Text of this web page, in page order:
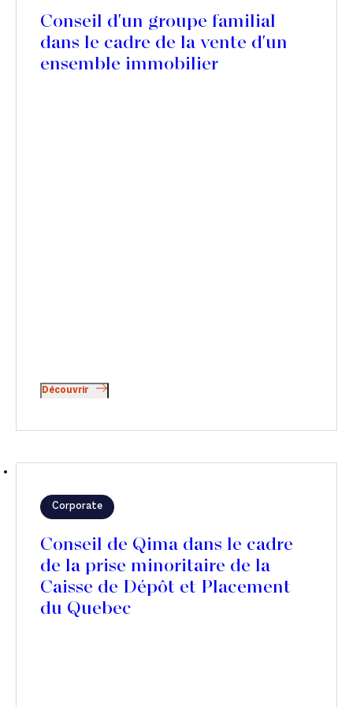
Conseil d'un groupe familial
dans le cadre de la vente d'un
ensemble immobilier
Découvrir
Corporate
Conseil de Qima dans le cadre
de la prise minoritaire de la
Caisse de Dépôt et Placement
du Quebec